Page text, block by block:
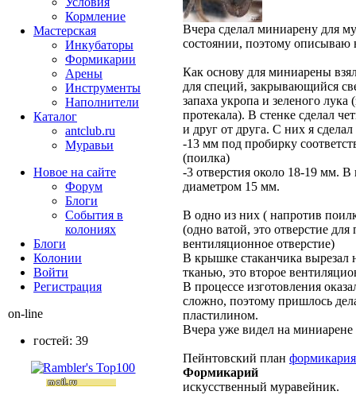
Вчера сделал миниарену для
состоянии, поэтому описываю
Как основу для миниарены
для специй, закрывающийся
запаха укропа и зеленого
протекала). В стенке сделал
и друг от друга. С них я сделал
-13 мм под пробирку
(поилка)
-3 отверстия около 18-19 мм.
диаметром 15 мм.
В одно из них ( напротив
(одно ватой, это отверстие
вентиляционное отверстие)
В крышке стаканчика вырезал
тканью, это второе
В процессе изготовления
сложно, поэтому пришлось
пластилином.
Вчера уже видел на миниарене
Пейнтовский план формикария
Формикарий
искусственный муравейник.
Кормление
Мастерская
Инкубаторы
Формикарии
Арены
Инструменты
Наполнители
Каталог
antclub.ru
Муравьи
Новое на сайте
Форум
Блоги
События в
колониях
Блоги
Колонии
Войти
Peгиcтpaция
on-line
гостей: 39